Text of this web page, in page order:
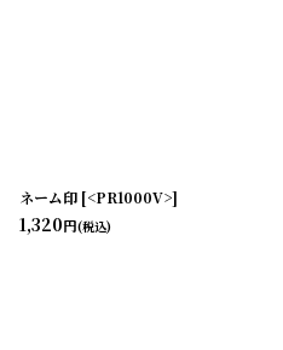
ネーム印 [<PR1000V>]
1,320円(税込)